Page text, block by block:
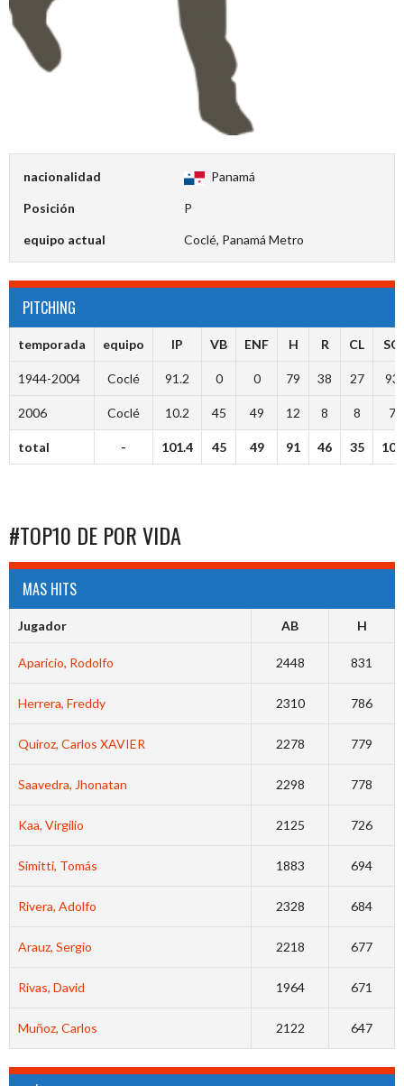
nacionalidad Panamá
Posición P
equipo actual Coclé, Panamá Metro
PITCHING
temporada equipo IP VB ENF H R CL SO
1944-2004 Coclé 91.2 0 0 79 38 27 93
2006 Coclé 10.2 45 49 12 8 8 7
total - 101.4 45 49 91 46 35 100
#TOP10 DE POR VIDA
MAS HITS
Jugador AB H
Aparicio, Rodolfo 2448 831
Herrera, Freddy 2310 786
Quiroz, Carlos XAVIER 2278 779
Saavedra, Jhonatan 2298 778
Kaa, Virgilio 2125 726
Simitti, Tomás 1883 694
Rivera, Adolfo 2328 684
Arauz, Sergio 2218 677
Rivas, David 1964 671
Muñoz, Carlos 2122 647